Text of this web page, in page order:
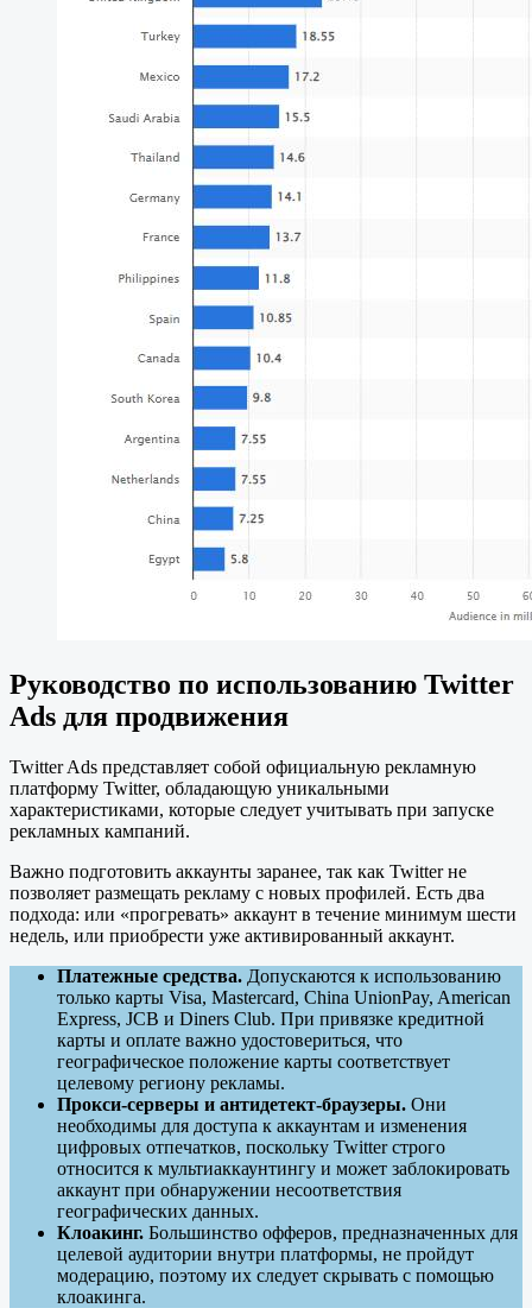
Руководство по использованию Twitter
Ads для продвижения
Twitter Ads представляет собой официальную рекламную
платформу Twitter, обладающую уникальными
характеристиками, которые следует учитывать при запуске
рекламных кампаний.
Важно подготовить аккаунты заранее, так как Twitter не
позволяет размещать рекламу с новых профилей. Есть два
подхода: или «прогревать» аккаунт в течение минимум шести
недель, или приобрести уже активированный аккаунт.
Платежные средства. Допускаются к использованию
только карты Visa, Mastercard, China UnionPay, American
Express, JCB и Diners Club. При привязке кредитной
карты и оплате важно удостовериться, что
географическое положение карты соответствует
целевому региону рекламы.
Прокси-серверы и антидетект-браузеры. Они
необходимы для доступа к аккаунтам и изменения
цифровых отпечатков, поскольку Twitter строго
относится к мультиаккаунтингу и может заблокировать
аккаунт при обнаружении несоответствия
географических данных.
Клоакинг. Большинство офферов, предназначенных для
целевой аудитории внутри платформы, не пройдут
модерацию, поэтому их следует скрывать с помощью
клоакинга.